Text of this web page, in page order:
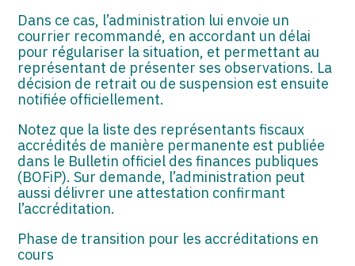
Dans ce cas, l’administration lui envoie un
courrier recommandé, en accordant un délai
pour régulariser la situation, et permettant au
représentant de présenter ses observations. La
décision de retrait ou de suspension est ensuite
notifiée officiellement.
Notez que la liste des représentants fiscaux
accrédités de manière permanente est publiée
dans le Bulletin officiel des finances publiques
(BOFiP). Sur demande, l’administration peut
aussi délivrer une attestation confirmant
l’accréditation.
Phase de transition pour les accréditations en
cours